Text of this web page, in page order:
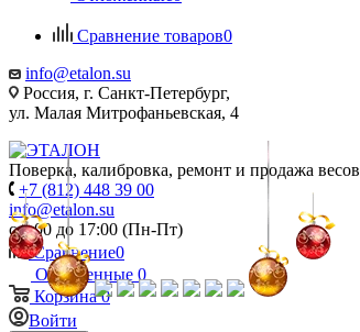
Сравнение товаров0
info@etalon.su
Россия, г. Санкт-Петербург,
ул. Малая Митрофаньевская, 4
Поверка, калибровка, ремонт и продажа весов
+7 (812) 448 39 00
info@etalon.su
c 9:00 до 17:00 (Пн-Пт)
Сравнение0
Отложенные 0
Корзина 0
Войти